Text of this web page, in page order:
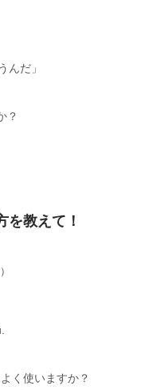
んだ」
？
を教えて！
く使いますか？